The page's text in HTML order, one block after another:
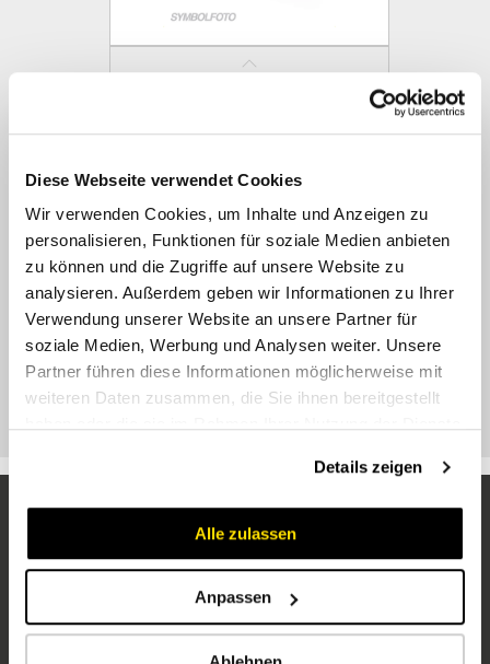
Diese Webseite verwendet Cookies
Wir verwenden Cookies, um Inhalte und Anzeigen zu
personalisieren, Funktionen für soziale Medien anbieten
zu können und die Zugriffe auf unsere Website zu
analysieren. Außerdem geben wir Informationen zu Ihrer
Verwendung unserer Website an unsere Partner für
soziale Medien, Werbung und Analysen weiter. Unsere
Partner führen diese Informationen möglicherweise mit
weiteren Daten zusammen, die Sie ihnen bereitgestellt
Details zeigen
Alle zulassen
Anpassen
Ultrastar